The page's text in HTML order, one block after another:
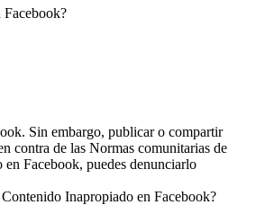
Sin embargo, publicar o compartir
contra de las Normas comunitarias de
Facebook, puedes denunciarlo
Inapropiado en Facebook?